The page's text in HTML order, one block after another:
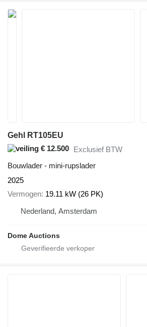
Gehl RT105EU
€ 12.500 Exclusief BTW
Bouwlader - mini-rupslader
2025
Vermogen 19.11 kW (26 PK)
Nederland, Amsterdam
Dome Auctions